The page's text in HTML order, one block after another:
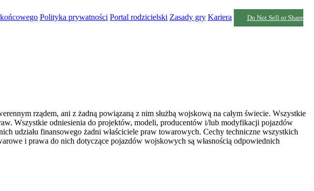
Polityka prywatności Portal rodzicielski Zasady gry Kariera
Do Not Sell or Share
rządem, ani z żadną powiązaną z nim służbą wojskową na całym świecie. Wszystkie
Wszystkie odniesienia do projektów, modeli, producentów i/lub modyfikacji pojazdów
udziału finansowego żadni właściciele praw towarowych. Cechy techniczne wszystkich
i prawa do nich dotyczące pojazdów wojskowych są własnością odpowiednich